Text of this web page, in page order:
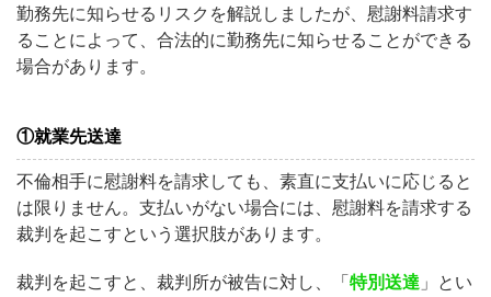
勤務先に知らせるリスクを解説しましたが、慰謝料請求す
ることによって、合法的に勤務先に知らせることができる
場合があります。
①就業先送達
不倫相手に慰謝料を請求しても、素直に支払いに応じると
は限りません。支払いがない場合には、慰謝料を請求する
裁判を起こすという選択肢があります。
裁判を起こすと、裁判所が被告に対し、「 特別送達 」とい